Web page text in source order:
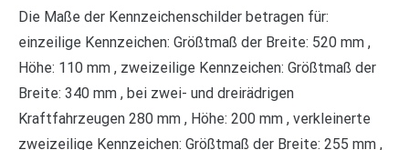
Die Maße der Kennzeichenschilder betragen für:
einzeilige Kennzeichen: Größtmaß der Breite: 520 mm ,
Höhe: 110 mm , zweizeilige Kennzeichen: Größtmaß der
Breite: 340 mm , bei zwei- und dreirädrigen
Kraftfahrzeugen 280 mm , Höhe: 200 mm , verkleinerte
zweizeilige Kennzeichen: Größtmaß der Breite: 255 mm ,